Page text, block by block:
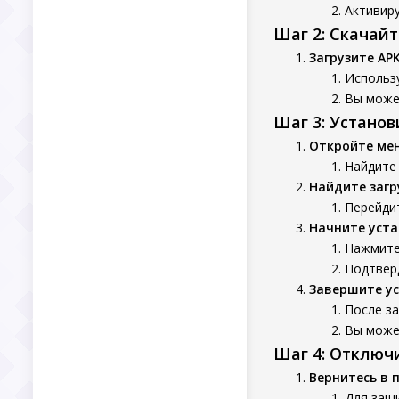
Шаг 2:
Загрузите
Вы
Шаг 3:
Откройте
Найдите
Начните
Завершите
После
Вы
Шаг 4:
Вернитесь в